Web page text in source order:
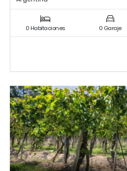
0 Habitaciones 0 Garaje